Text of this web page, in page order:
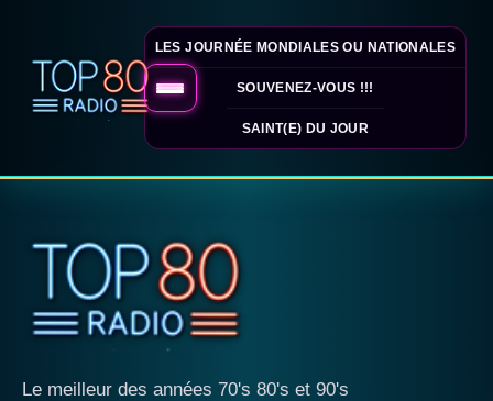
LES JOURNÉE MONDIALES OU NATIONALES
SOUVENEZ-VOUS !!!
SAINT(E) DU JOUR
Le meilleur des années 70's 80's et 90's